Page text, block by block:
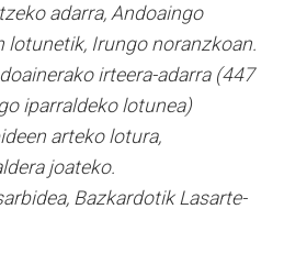
adarra, Andoaingo
lotunetik, Irungo noranzkoan.
irteera-adarra (447
iparraldeko lotunea)
arteko lotura,
joateko.
Bazkardotik Lasarte-